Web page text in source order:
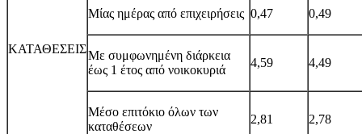
ΚΑΤΑΘΕΣΕΙΣ
Μίας ημέρας από επιχειρήσεις 0,47 0,49
Με συμφωνημένη διάρκεια
έως 1 έτος από νοικοκυριά
4,59 4,49
Μέσο επιτόκιο όλων των
καταθέσεων
2,81 2,78